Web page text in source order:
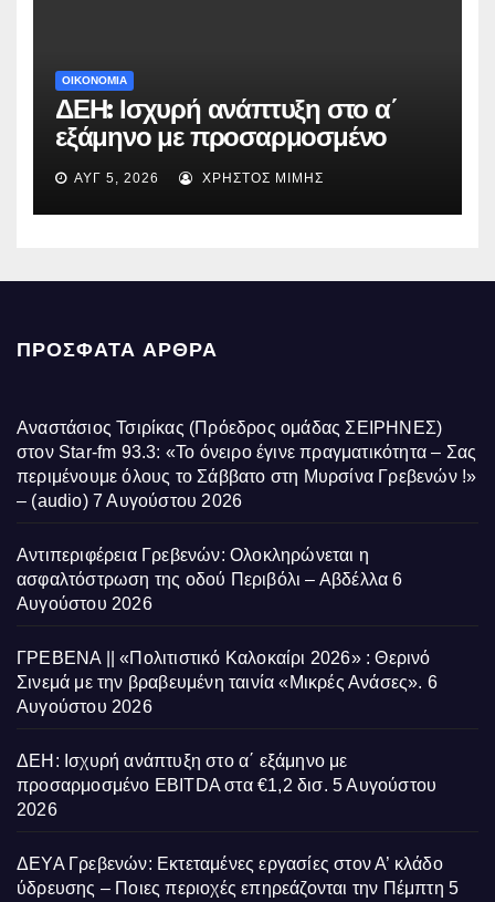
ΟΙΚΟΝΟΜΙΑ
ΔΕΗ: Ισχυρή ανάπτυξη στο α΄
εξάμηνο με προσαρμοσμένο
EBITDA στα €1,2 δισ.
ΑΥΓ 5, 2026 ΧΡΉΣΤΟΣ ΜΊΜΗΣ
ΠΡΌΣΦΑΤΑ ΆΡΘΡΑ
Αναστάσιος Τσιρίκας (Πρόεδρος ομάδας ΣΕΙΡΗΝΕΣ)
στον Star-fm 93.3: «Το όνειρο έγινε πραγματικότητα – Σας
περιμένουμε όλους το Σάββατο στη Μυρσίνα Γρεβενών !»
– (audio) 7 Αυγούστου 2026
Αντιπεριφέρεια Γρεβενών: Ολοκληρώνεται η
ασφαλτόστρωση της οδού Περιβόλι – Αβδέλλα 6
Αυγούστου 2026
ΓΡΕΒΕΝΑ || «Πολιτιστικό Καλοκαίρι 2026» : Θερινό
Σινεμά με την βραβευμένη ταινία «Μικρές Ανάσες». 6
Αυγούστου 2026
ΔΕΗ: Ισχυρή ανάπτυξη στο α΄ εξάμηνο με
προσαρμοσμένο EBITDA στα €1,2 δισ. 5 Αυγούστου
2026
ΔΕΥΑ Γρεβενών: Εκτεταμένες εργασίες στον Α’ κλάδο
ύδρευσης – Ποιες περιοχές επηρεάζονται την Πέμπτη 5